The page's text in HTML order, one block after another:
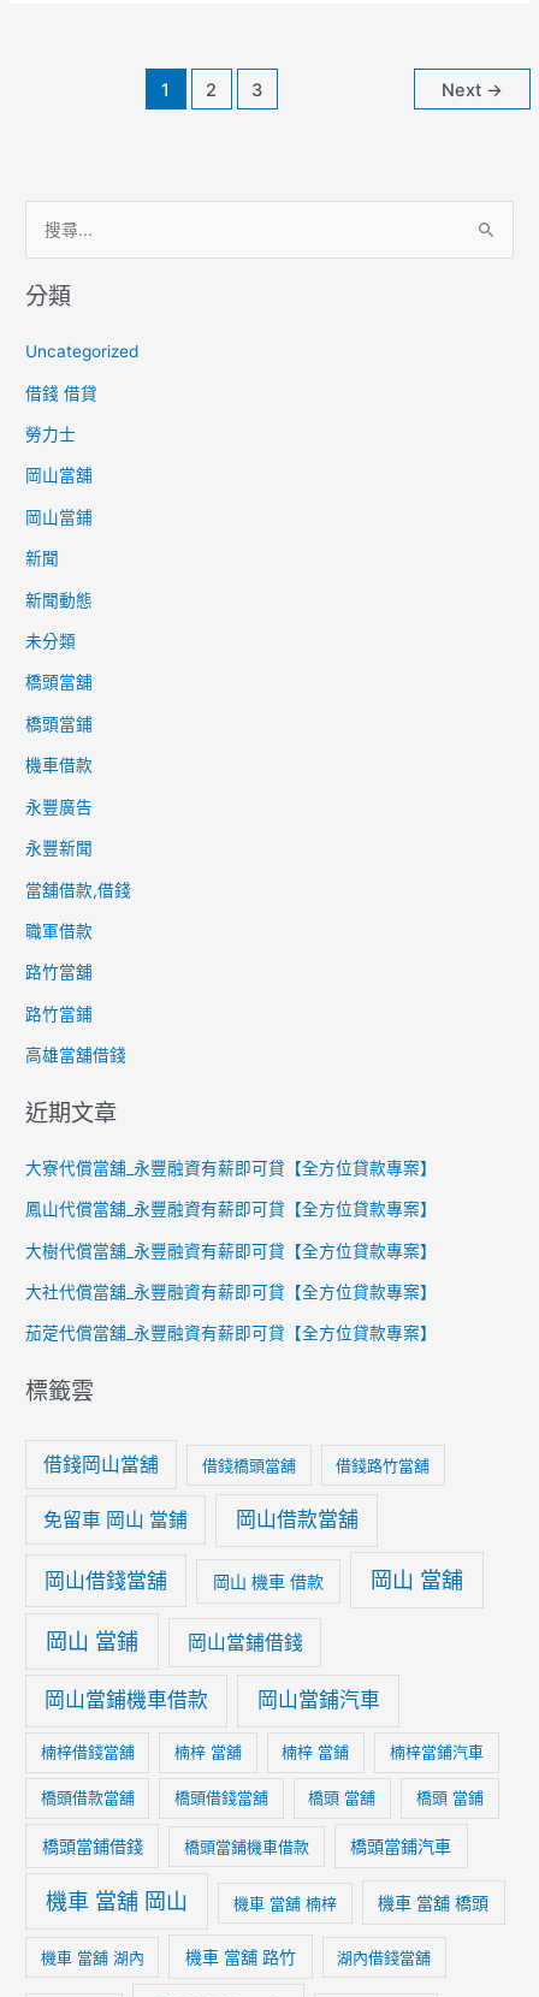
1 2 3 Next →
關
鍵
字
:
分類
Uncategorized
借錢 借貸
勞力士
岡山當舖
岡山當鋪
新聞
新聞動態
未分類
橋頭當舖
橋頭當鋪
機車借款
永豐廣告
永豐新聞
當舖借款,借錢
職軍借款
路竹當舖
路竹當鋪
高雄當舖借錢
近期文章
大寮代償當舖_永豐融資有薪即可貸【全方位貸款專案】
鳳山代償當舖_永豐融資有薪即可貸【全方位貸款專案】
大樹代償當舖_永豐融資有薪即可貸【全方位貸款專案】
大社代償當舖_永豐融資有薪即可貸【全方位貸款專案】
茄萣代償當舖_永豐融資有薪即可貸【全方位貸款專案】
標籤雲
借錢岡山當舖 借錢橋頭當舖 借錢路竹當舖
免留車 岡山 當鋪 岡山借款當舖
岡山借錢當舖 岡山 機車 借款 岡山 當舖
岡山 當鋪 岡山當鋪借錢
岡山當鋪機車借款 岡山當鋪汽車
楠梓借錢當舖 楠梓 當舖 楠梓 當鋪 楠梓當鋪汽車
橋頭借款當舖 橋頭借錢當舖 橋頭 當舖 橋頭 當鋪
橋頭當鋪借錢 橋頭當鋪機車借款 橋頭當鋪汽車
機車 當舖 岡山 機車 當舖 楠梓 機車 當舖 橋頭
機車 當舖 湖內 機車 當舖 路竹 湖內借錢當舖